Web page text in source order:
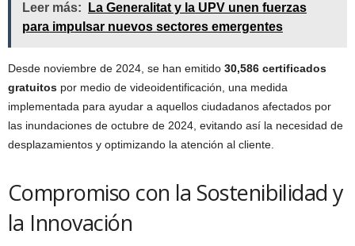
Leer más:
La Generalitat y la UPV unen fuerzas
para impulsar nuevos sectores emergentes
Desde noviembre de 2024, se han emitido 30,586 certificados
gratuitos por medio de videoidentificación, una medida
implementada para ayudar a aquellos ciudadanos afectados por
las inundaciones de octubre de 2024, evitando así la necesidad de
desplazamientos y optimizando la atención al cliente.
Compromiso con la Sostenibilidad y
la Innovación